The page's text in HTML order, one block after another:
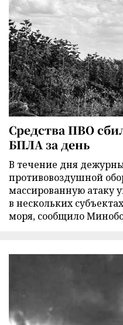
Средства ПВО
БПЛА за день
В течение дня
противовоздушной
массированную атаку
в нескольких
моря, сообщило